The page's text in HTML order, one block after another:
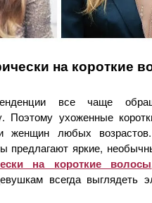
на короткие
все чаще
Поэтому ухоженные
женщин любых
предлагают яркие,
на короткие волосы
всегда выглядеть